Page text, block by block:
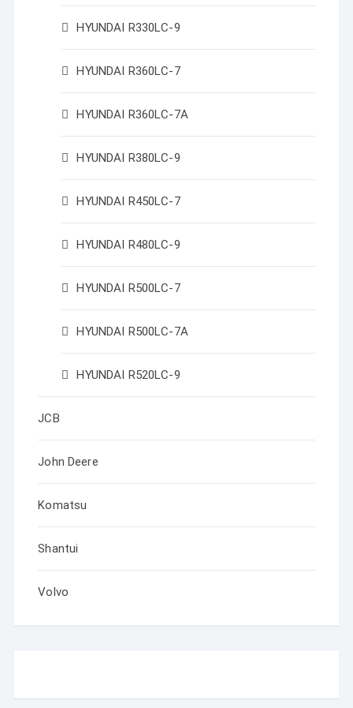
HYUNDAI R330LC-9
HYUNDAI R360LC-7
HYUNDAI R360LC-7A
HYUNDAI R380LC-9
HYUNDAI R450LC-7
HYUNDAI R480LC-9
HYUNDAI R500LC-7
HYUNDAI R500LC-7A
HYUNDAI R520LC-9
JCB
John Deere
Komatsu
Shantui
Volvo